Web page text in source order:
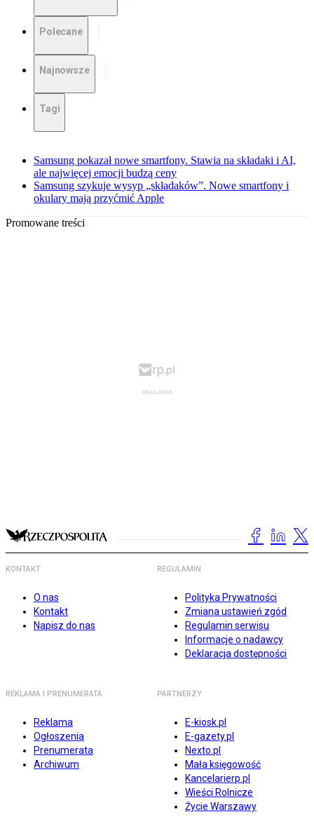
Polecane
Najnowsze
Tagi
Samsung pokazał nowe smartfony. Stawia na składaki i AI,
ale najwięcej emocji budzą ceny
Samsung szykuje wysyp „składaków”. Nowe smartfony i
okulary mają przyćmić Apple
Promowane treści
KONTAKT
O nas
Kontakt
Napisz do nas
REGULAMIN
Polityka Prywatności
Zmiana ustawień zgód
Regulamin serwisu
Informacje o nadawcy
Deklaracja dostępności
REKLAMA I PRENUMERATA
Reklama
Ogłoszenia
Prenumerata
Archiwum
PARTNERZY
E-kiosk.pl
E-gazety.pl
Nexto.pl
Mała księgowość
Kancelarierp.pl
Wieści Rolnicze
Życie Warszawy